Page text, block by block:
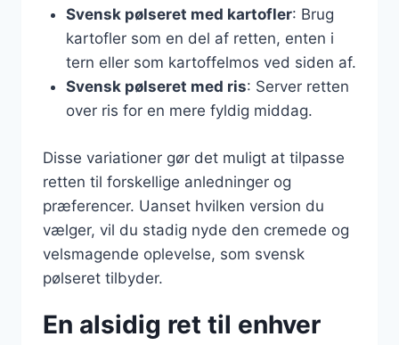
Svensk pølseret med kartofler: Brug
kartofler som en del af retten, enten i
tern eller som kartoffelmos ved siden af.
Svensk pølseret med ris: Server retten
over ris for en mere fyldig middag.
Disse variationer gør det muligt at tilpasse
retten til forskellige anledninger og
præferencer. Uanset hvilken version du
vælger, vil du stadig nyde den cremede og
velsmagende oplevelse, som svensk
pølseret tilbyder.
En alsidig ret til enhver